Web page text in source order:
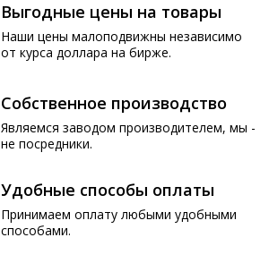
Выгодные цены на товары
Наши цены малоподвижны независимо
от курса доллара на бирже.
Собственное производство
Являемся заводом производителем, мы -
не посредники.
Удобные способы оплаты
Принимаем оплату любыми удобными
способами.